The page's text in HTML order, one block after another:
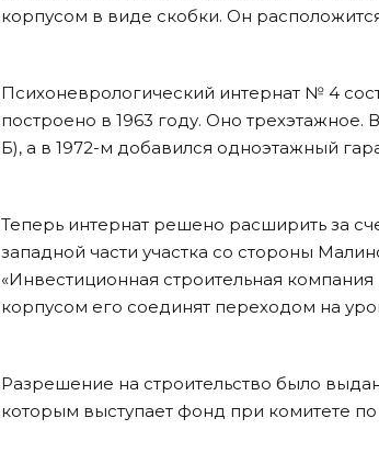
корпусом в виде скобки. Он
Психоневрологический интернат № 4
построено в 1963 году. Оно
Б), а в 1972-м добавился одноэтажный
Теперь интернат решено расширить за
западной части участка со стороны
«Инвестиционная строительная
корпусом его соединят переходом на
Разрешение на строительство было
которым выступает фонд при комитете по